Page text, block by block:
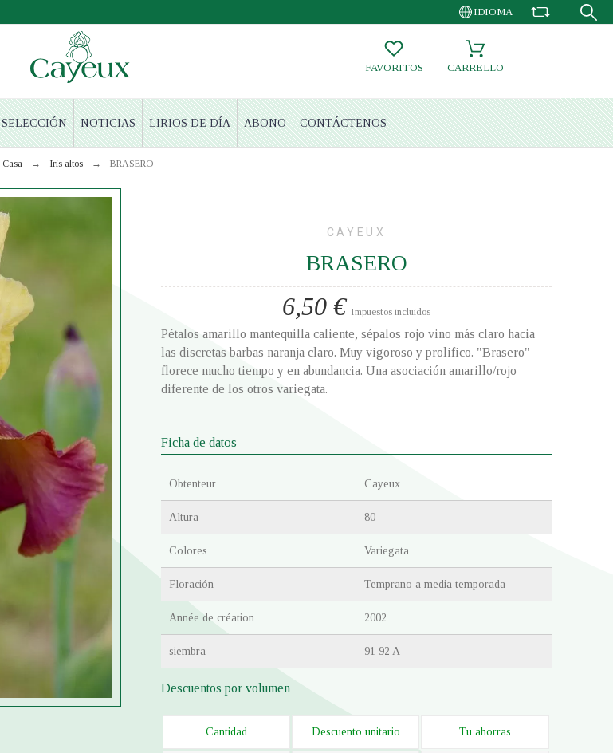
IDIOMA
FAVORITOS CARRELLO
SELECCIÓN NOTICIAS LIRIOS DE DÍA ABONO CONTÁCTENOS
Casa Iris altos BRASERO
CAYEUX
BRASERO
6,50 € Impuestos incluidos
Pétalos amarillo mantequilla caliente, sépalos rojo vino más claro hacia
las discretas barbas naranja claro. Muy vigoroso y prolifico. "Brasero"
florece mucho tiempo y en abundancia. Una asociación amarillo/rojo
diferente de los otros variegata.
Ficha de datos
Obtenteur Cayeux
Altura 80
Colores Variegata
Floración Temprano a media temporada
Année de création 2002
siembra 91 92 A
Descuentos por volumen
Cantidad Descuento unitario Tu ahorras